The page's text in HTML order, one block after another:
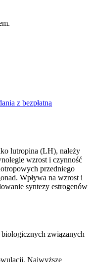
z bezpłatną
lutropina (LH), należy
wzrost i czynność
przedniego
Wpływa na wzrost i
syntezy estrogenów
związanych
Najwyższe